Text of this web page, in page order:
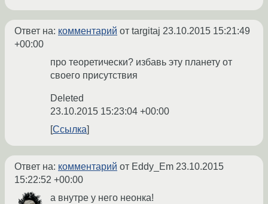
Ответ на: комментарий от targitaj 23.10.2015 15:21:49
+00:00
про теоретически? избавь эту планету от
своего присутствия
Deleted
23.10.2015 15:23:04 +00:00
Ссылка
Ответ на: комментарий от Eddy_Em 23.10.2015
15:22:52 +00:00
а внутре у него неонка!